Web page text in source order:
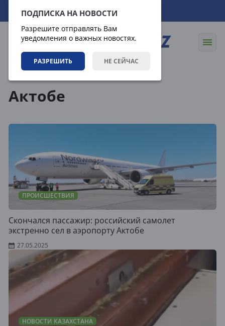
ПОДПИСКА НА НОВОСТИ
Разрешите отправлять Вам
уведомления о важных новостях.
РАЗРЕШИТЬ НЕ СЕЙЧАС
08.08.2026 08:19:23
Актобе
ПРОИСШЕСТВИЯ
Скончался пассажир: российский самолет
экстренно сел в аэропорту Актобе
27.05.2025
НОВОСТИ КАЗАХСТАНА